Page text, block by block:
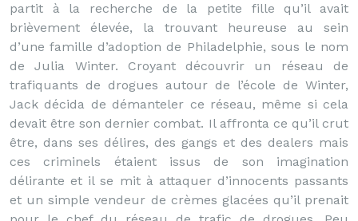
partit à la recherche de la petite fille qu’il avait
brièvement élevée, la trouvant heureuse au sein
d’une famille d’adoption de Philadelphie, sous le nom
de Julia Winter. Croyant découvrir un réseau de
trafiquants de drogues autour de l’école de Winter,
Jack décida de démanteler ce réseau, même si cela
devait être son dernier combat. Il affronta ce qu’il crut
être, dans ses délires, des gangs et des dealers mais
ces criminels étaient issus de son imagination
délirante et il se mit à attaquer d’innocents passants
et un simple vendeur de crèmes glacées qu’il prenait